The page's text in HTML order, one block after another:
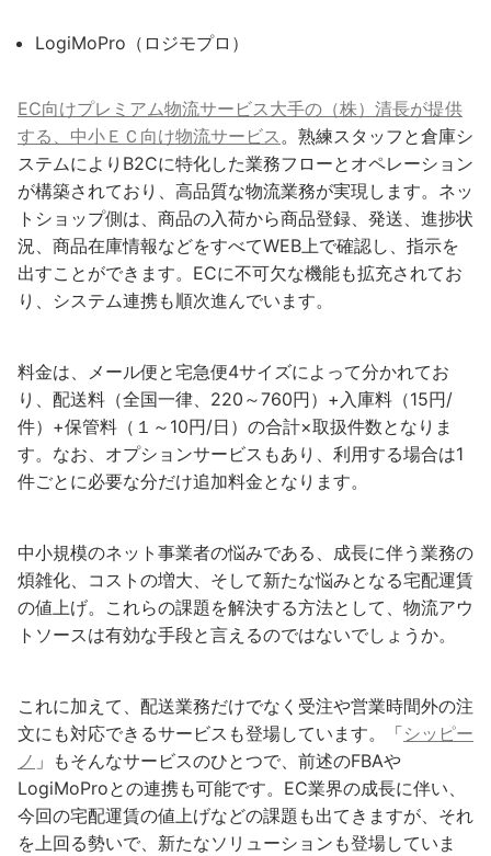
LogiMoPro（ロジモプロ）
EC向けプレミアム物流サービス大手の（株）清長が提供
する、中小ＥＣ向け物流サービス。熟練スタッフと倉庫シ
ステムによりB2Cに特化した業務フローとオペレーション
が構築されており、高品質な物流業務が実現します。ネッ
トショップ側は、商品の入荷から商品登録、発送、進捗状
況、商品在庫情報などをすべてWEB上で確認し、指示を
出すことができます。ECに不可欠な機能も拡充されてお
り、システム連携も順次進んでいます。
料金は、メール便と宅急便4サイズによって分かれてお
り、配送料（全国一律、220～760円）+入庫料（15円/
件）+保管料（１～10円/日）の合計×取扱件数となりま
す。なお、オプションサービスもあり、利用する場合は1
件ごとに必要な分だけ追加料金となります。
中小規模のネット事業者の悩みである、成長に伴う業務の
煩雑化、コストの増大、そして新たな悩みとなる宅配運賃
の値上げ。これらの課題を解決する方法として、物流アウ
トソースは有効な手段と言えるのではないでしょうか。
これに加えて、配送業務だけでなく受注や営業時間外の注
文にも対応できるサービスも登場しています。「シッピー
ノ 」もそんなサービスのひとつで、前述のFBAや
LogiMoProとの連携も可能です。EC業界の成長に伴い、
今回の宅配運賃の値上げなどの課題も出てきますが、それ
を上回る勢いで、新たなソリューションも登場していま